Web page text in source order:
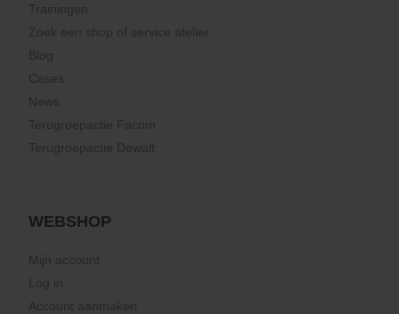
Trainingen
Zoek een shop of service atelier
Blog
Cases
News
Terugroepactie Facom
Terugroepactie Dewalt
WEBSHOP
Mijn account
Log in
Account aanmaken